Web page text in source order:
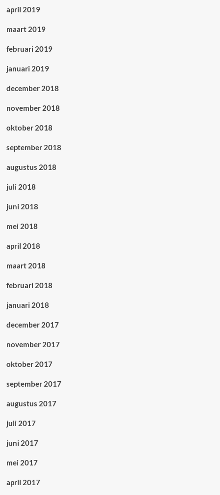
april 2019
maart 2019
februari 2019
januari 2019
december 2018
november 2018
oktober 2018
september 2018
augustus 2018
juli 2018
juni 2018
mei 2018
april 2018
maart 2018
februari 2018
januari 2018
december 2017
november 2017
oktober 2017
september 2017
augustus 2017
juli 2017
juni 2017
mei 2017
april 2017